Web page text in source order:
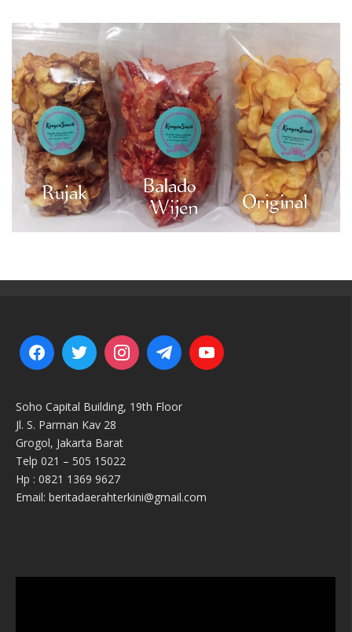
Soho Capital Building, 19th Floor
Jl. S. Parman Kav 28
Grogol, Jakarta Barat
Telp 021 – 505 15022
Hp : 0821 1369 9627
Email: beritadaerahterkini@gmail.com